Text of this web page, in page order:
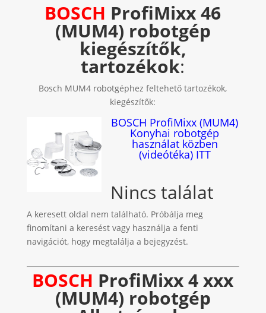
BOSCH ProfiMixx 46
(MUM4) robotgép
kiegészítők,
tartozékok:
Bosch MUM4 robotgéphez feltehető tartozékok,
kiegészítők:
BOSCH ProfiMixx (MUM4)
Konyhai robotgép
használat közben
(videótéka) ITT
Nincs találat
A keresett oldal nem található. Próbálja meg
finomítani a keresést vagy használja a fenti
navigációt, hogy megtalálja a bejegyzést.
BOSCH ProfiMixx 4 xxx
(MUM4) robotgép